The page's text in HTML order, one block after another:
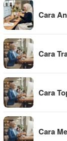
Cara
Cara
Cara
Cara